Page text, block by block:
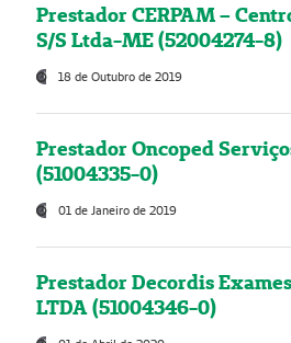
Prestador CERPAM –
S/S Ltda-ME (52004274-8)
18 de Outubro de 2019
Prestador Oncoped
(51004335-0)
01 de Janeiro de 2019
Prestador Decordis
LTDA (51004346-0)